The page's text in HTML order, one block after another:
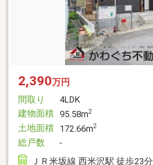
2,390万円
間取り
4LDK
建物面積 95.58m2
土地面積 172.66m2
総戸数
-
ＪＲ米坂線 西米沢駅 徒歩23分